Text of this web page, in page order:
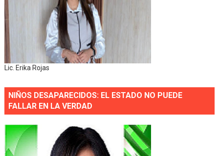
Lic. Erika Rojas
NIÑOS DESAPARECIDOS: EL ESTADO NO PUEDE
FALLAR EN LA VERDAD